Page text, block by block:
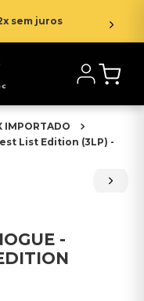
sem juros
IMPORTADO
List Edition (3LP) -
-